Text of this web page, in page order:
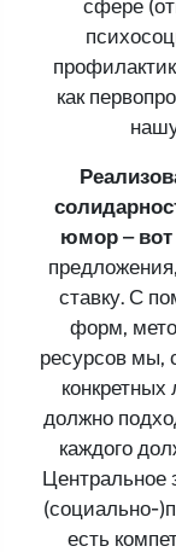
сфере
как
юмор – вот
ставку. С
форм,
ресурсов мы,
должно
каждого
Центральное
(социально-
есть